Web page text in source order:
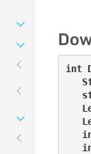
int